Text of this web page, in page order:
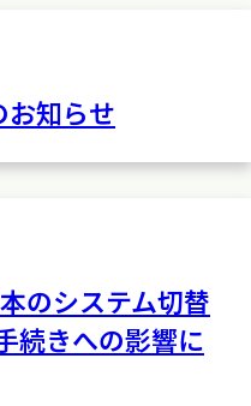
知らせ
のシステム切替
続きへの影響に